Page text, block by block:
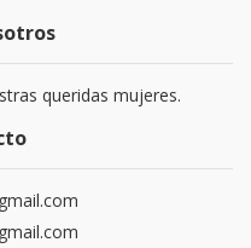
queridas mujeres.